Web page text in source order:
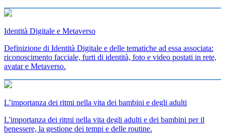
Identità Digitale e Metaverso
Definizione di Identità Digitale e delle tematiche ad essa associata:
riconoscimento facciale, furti di identità, foto e video postati in rete,
avatar e Metaverso.
L’importanza dei ritmi nella vita dei bambini e degli adulti
L'importanza dei ritmi nella vita degli adulti e dei bambini per il
benessere, la gestione dei tempi e delle routine.